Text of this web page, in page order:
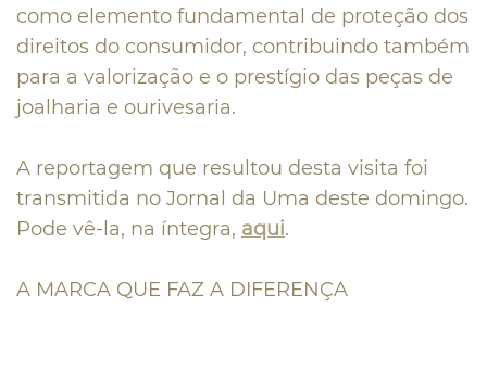
como elemento fundamental de proteção dos
direitos do consumidor, contribuindo também
para a valorização e o prestígio das peças de
joalharia e ourivesaria.
A reportagem que resultou desta visita foi
transmitida no Jornal da Uma deste domingo.
Pode vê-la, na íntegra, aqui.
A MARCA QUE FAZ A DIFERENÇA